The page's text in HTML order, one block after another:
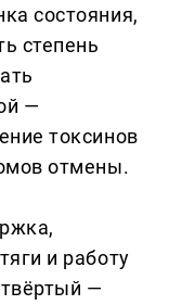
состояния,
степень
—
токсинов
отмены.
и работу
—